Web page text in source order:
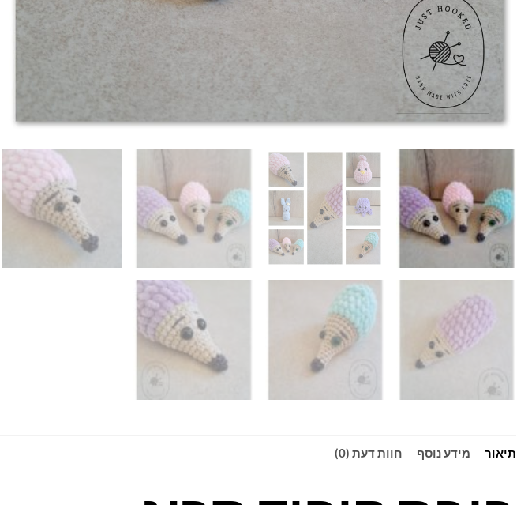
תיאור מידע נוסף חוות דעת (0)